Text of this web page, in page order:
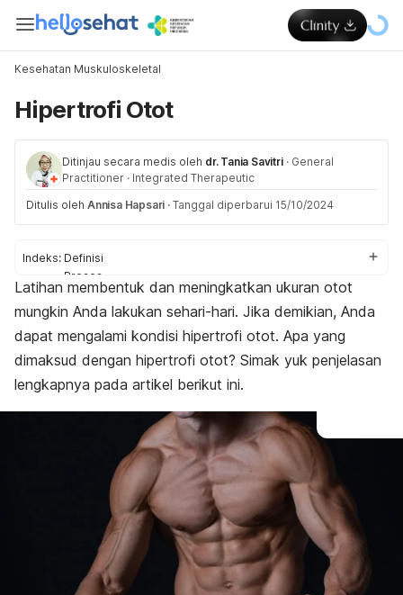
Kesehatan Muskuloskeletal
Hipertrofi Otot
Ditinjau secara medis oleh dr. Tania Savitri · General
Practitioner · Integrated Therapeutic
Ditulis oleh Annisa Hapsari · Tanggal diperbarui 15/10/2024
Indeks: Definisi
Proses
Manfaat
Berapa lama?
Cara memulai
Cara memperbesar
Latihan membentuk dan meningkatkan ukuran otot
mungkin Anda lakukan sehari-hari. Jika demikian, Anda
dapat mengalami kondisi hipertrofi otot. Apa yang
dimaksud dengan hipertrofi otot? Simak yuk penjelasan
lengkapnya pada artikel berikut ini.